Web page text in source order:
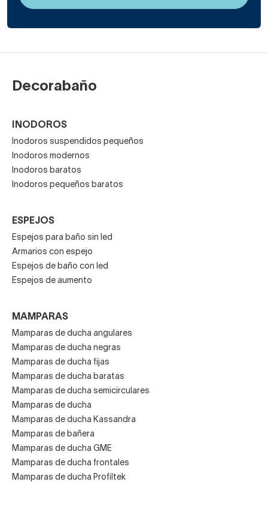
Decorabaño
INODOROS
Inodoros suspendidos pequeños
Inodoros modernos
Inodoros baratos
Inodoros pequeños baratos
ESPEJOS
Espejos para baño sin led
Armarios con espejo
Espejos de baño con led
Espejos de aumento
MAMPARAS
Mamparas de ducha angulares
Mamparas de ducha negras
Mamparas de ducha fijas
Mamparas de ducha baratas
Mamparas de ducha semicirculares
Mamparas de ducha
Mamparas de ducha Kassandra
Mamparas de bañera
Mamparas de ducha GME
Mamparas de ducha frontales
Mamparas de ducha Profiltek